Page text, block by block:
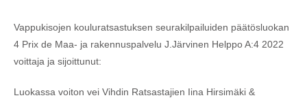
Vappukisojen kouluratsastuksen seurakilpailuiden päätösluokan
4 Prix de Maa- ja rakennuspalvelu J.Järvinen Helppo A:4 2022
voittaja ja sijoittunut:
Luokassa voiton vei Vihdin Ratsastajien Iina Hirsimäki &